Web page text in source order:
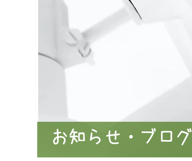
お知らせ・ブログ